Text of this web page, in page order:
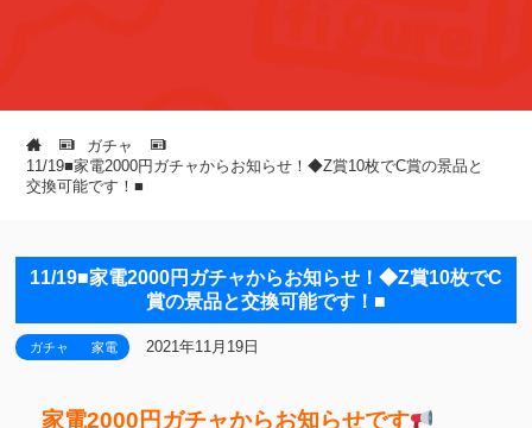
ガチャ
11/19■家電2000円ガチャからお知らせ！◆Z賞10枚でC賞の景品と
交換可能です！■
11/19■家電2000円ガチャからお知らせ！◆Z賞10枚でC
賞の景品と交換可能です！■
ガチャ 家電 2021年11月19日
家電2000円ガチャからお知らせです